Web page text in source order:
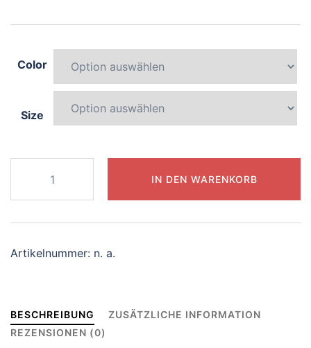
Color
Size
koala
Menge
IN DEN WARENKORB
Artikelnummer: n. a.
BESCHREIBUNG
ZUSÄTZLICHE INFORMATION
REZENSIONEN (0)